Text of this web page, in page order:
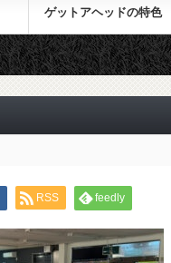
ゲットアヘッドの特色
RSS feedly